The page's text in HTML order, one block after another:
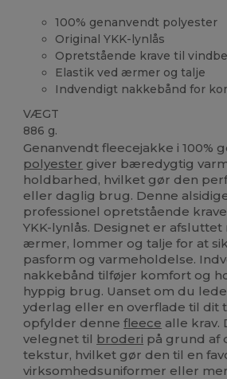
100% genanvendt polyester
Original YKK-lynlås
Opretstående krave til
Elastik ved ærmer og talje
Indvendigt nakkebånd for
VÆGT
886 g.
Genanvendt fleecejakke i 100%
polyester giver bæredygtig
holdbarhed, hvilket gør den
eller daglig brug. Denne
professionel opretstående
YKK-lynlås. Designet er
ærmer, lommer og talje for at
pasform og varmeholdelse.
nakkebånd tilføjer komfort og
hyppig brug. Uanset om du
yderlag eller en overflade til dit
opfylder dennefleece alle krav.
velegnet til broderi på grund af
tekstur, hvilket gør den til en
virksomhedsuniformer eller